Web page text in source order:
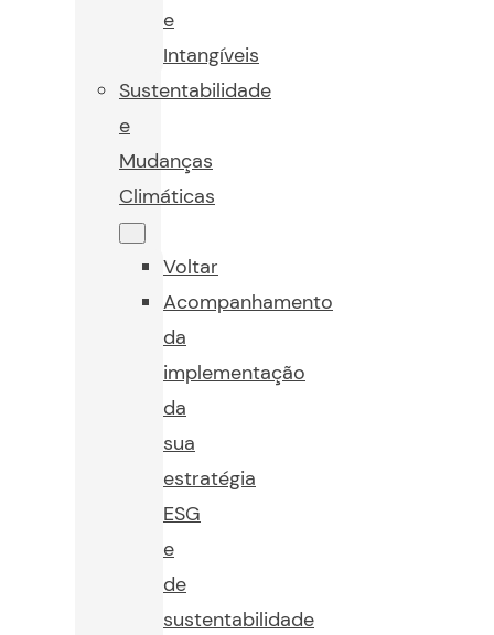
e
Intangíveis
Sustentabilidade
e
Mudanças
Climáticas
Voltar
Acompanhamento
da
implementação
da
sua
estratégia
ESG
e
de
sustentabilidade